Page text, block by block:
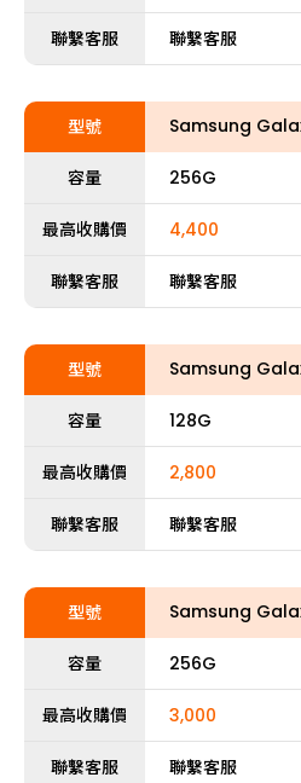
聯繫客服 聯繫客服
型號 Samsung
容量 256G
最高收購價 4,400
聯繫客服 聯繫客服
型號 Samsung
容量 128G
最高收購價 2,800
聯繫客服 聯繫客服
型號 Samsung
容量 256G
最高收購價 3,000
聯繫客服 聯繫客服